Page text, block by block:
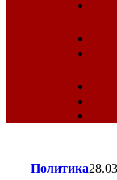
Политика